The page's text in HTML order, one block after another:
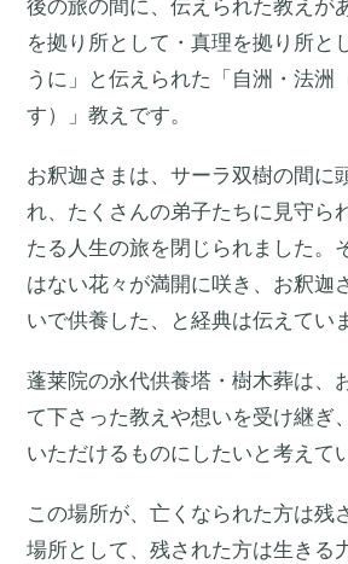
後の旅の間に、伝えられた教えが
を拠り所として・真理を拠り所と
うに」と伝えられた「自洲・法洲
す）」教えです。
お釈迦さまは、サーラ双樹の間に
れ、たくさんの弟子たちに見守ら
たる人生の旅を閉じられました。
はない花々が満開に咲き、お釈迦
いで供養した、と経典は伝えてい
蓬莱院の永代供養塔・樹木葬は、
て下さった教えや想いを受け継ぎ
いただけるものにしたいと考えて
この場所が、亡くなられた方は残
場所として、残された方は生きる